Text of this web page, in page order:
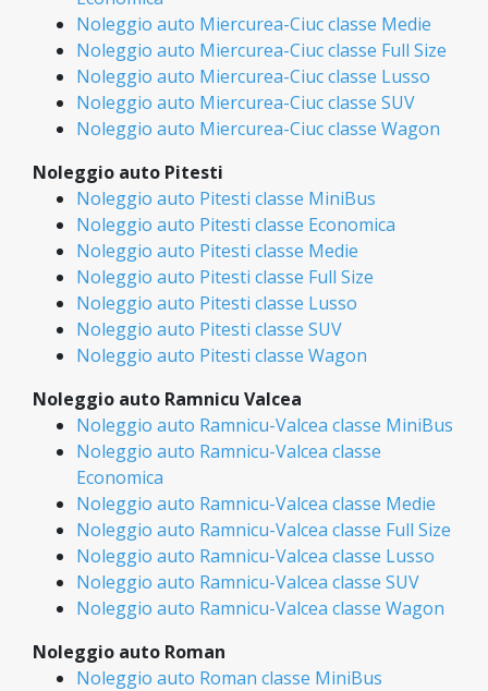
Noleggio auto Miercurea-Ciuc classe Medie
Noleggio auto Miercurea-Ciuc classe Full Size
Noleggio auto Miercurea-Ciuc classe Lusso
Noleggio auto Miercurea-Ciuc classe SUV
Noleggio auto Miercurea-Ciuc classe Wagon
Noleggio auto Pitesti
Noleggio auto Pitesti classe MiniBus
Noleggio auto Pitesti classe Economica
Noleggio auto Pitesti classe Medie
Noleggio auto Pitesti classe Full Size
Noleggio auto Pitesti classe Lusso
Noleggio auto Pitesti classe SUV
Noleggio auto Pitesti classe Wagon
Noleggio auto Ramnicu Valcea
Noleggio auto Ramnicu-Valcea classe MiniBus
Noleggio auto Ramnicu-Valcea classe
Economica
Noleggio auto Ramnicu-Valcea classe Medie
Noleggio auto Ramnicu-Valcea classe Full Size
Noleggio auto Ramnicu-Valcea classe Lusso
Noleggio auto Ramnicu-Valcea classe SUV
Noleggio auto Ramnicu-Valcea classe Wagon
Noleggio auto Roman
Noleggio auto Roman classe MiniBus